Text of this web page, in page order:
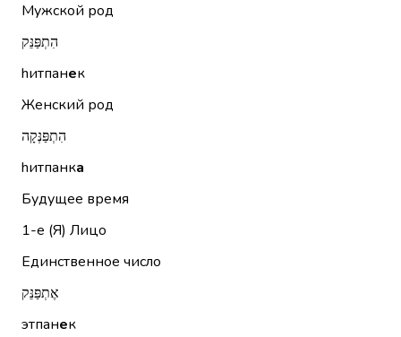
Мужской род
הִתְפַּנֵּק
hитпанек
Женский род
הִתְפַּנְּקָה
hитпанка
Будущее время
1-е (Я) Лицо
Единственное число
אֶתְפַּנֵּק
этпанек